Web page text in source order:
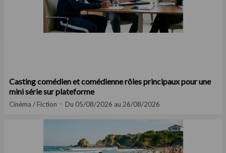
Casting comédien et comédienne rôles principaux pour une
mini série sur plateforme
Cinéma / Fiction Du 05/08/2026 au 26/08/2026